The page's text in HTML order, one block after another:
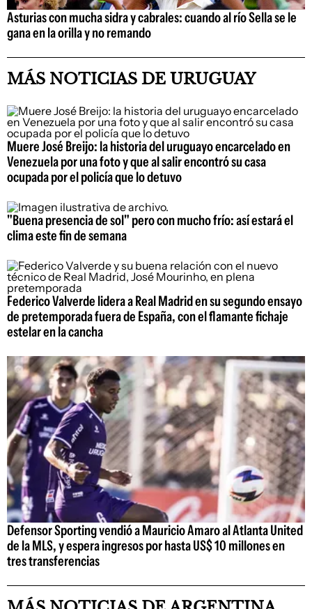
Asturias con mucha sidra y cabrales: cuando al río Sella se le
gana en la orilla y no remando
MÁS NOTICIAS DE URUGUAY
Muere José Breijo: la historia del uruguayo encarcelado en
Venezuela por una foto y que al salir encontró su casa
ocupada por el policía que lo detuvo
"Buena presencia de sol" pero con mucho frío: así estará el
clima este fin de semana
Federico Valverde lidera a Real Madrid en su segundo ensayo
de pretemporada fuera de España, con el flamante fichaje
estelar en la cancha
Defensor Sporting vendió a Mauricio Amaro al Atlanta United
de la MLS, y espera ingresos por hasta US$ 10 millones en
tres transferencias